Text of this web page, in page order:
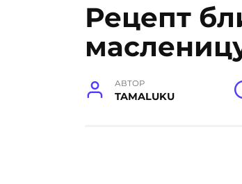
Рецепт
АВТОР
TAMALUKU